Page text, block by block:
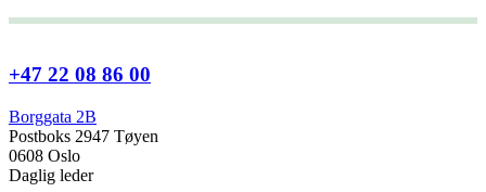
+47 22 08 86 00
Borggata 2B
Postboks 2947 Tøyen
0608 Oslo
Daglig leder